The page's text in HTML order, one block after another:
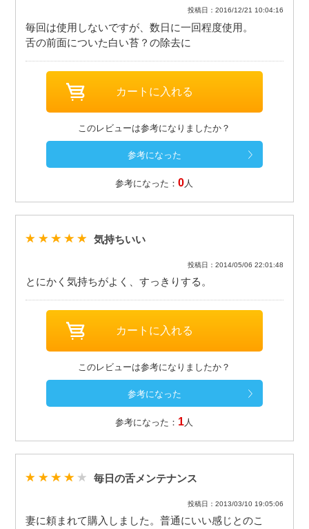
投稿日：2016/12/21 10:04:16
毎回は使用しないですが、数日に一回程度使用。
舌の前面についた白い苔？の除去に
このレビューは参考になりましたか？
参考になった：0 人
気持ちいい
投稿日：2014/05/06 22:01:48
とにかく気持ちがよく、すっきりする。
このレビューは参考になりましたか？
参考になった： 1 人
毎日の舌メンテナンス
投稿日：2013/03/10 19:05:06
妻に頼まれて購入しました。普通にいい感じとのこ